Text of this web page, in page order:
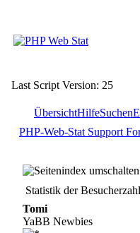
Last Script Version: 25
ÜbersichtHilfeSuchen
PHP-Web-Stat Support
Statistik der
Tomi
YaBB Newbies